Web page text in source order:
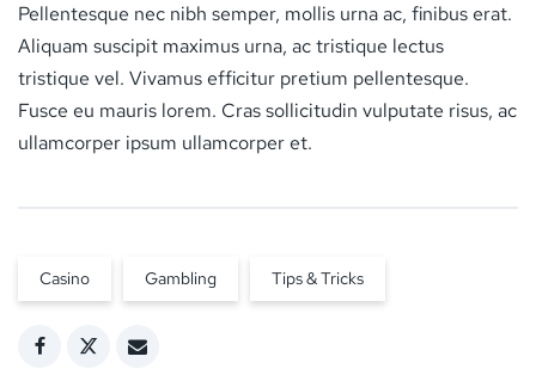
Pellentesque nec nibh semper, mollis urna ac, finibus erat.
Aliquam suscipit maximus urna, ac tristique lectus
tristique vel. Vivamus efficitur pretium pellentesque.
Fusce eu mauris lorem. Cras sollicitudin vulputate risus, ac
ullamcorper ipsum ullamcorper et.
Casino Gambling Tips & Tricks